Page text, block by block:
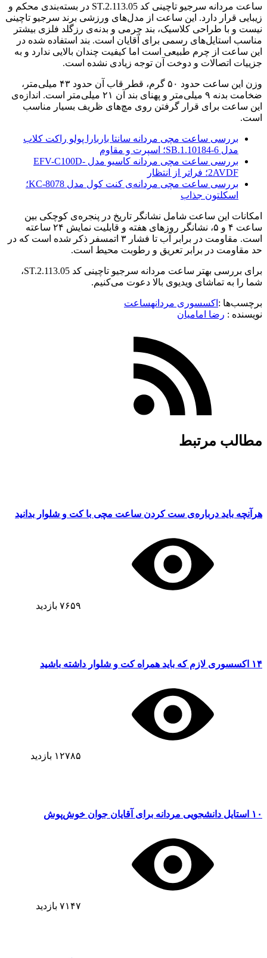
ساعت مردانه سرجیو تاچینی کد ST.2.113.05 در بسته‌بندی محکم و
زیبایی قرار دارد. این ساعت از مدل‌های ورزشی برند سرجیو تاچینی
نیست و با طراحی کلاسیک، بند چرمی و بدنه‌ی رزگلد فلزی بیشتر
مناسب استایل‌های رسمی برای آقایان است. بند استفاده شده در
این ساعت از چرم طبیعی است اما کیفیت چندان بالایی ندارد و به
جزییات اتصالات و دوخت آن توجه زیادی نشده است.
وزن این ساعت حدود ۵۰ گرم، قطر قاب آن حدود ۴۳ میلی‌متر،
ضخامت بدنه ۹ میلی‌متر و پهنای بند آن ۲۱ میلی‌متر است. اندازه‌ی
این ساعت برای قرار گرفتن روی مچ‌های ظریف بسیار مناسب
است.
بررسی ساعت مچی مردانه سانتا باربارا پولو راکت کلاب
مدل SB.1.10184-6؛ اسپرت و مقاوم
بررسی ساعت مچی مردانه کاسیو مدل EFV-C100D-
2AVDF؛ فراتر از انتظار
بررسی ساعت مچی مردانه‌ی کنت کول مدل KC-8078؛
اسکلتون جذاب
امکانات این ساعت شامل نشانگر تاریخ در پنجره‌ی کوچکی بین
ساعت ۴ و ۵، نشانگر روزهای هفته و قابلیت نمایش ۲۴ ساعته
است. مقاومت در برابر آب تا فشار ۳ اتمسفر ذکر شده است که در
حد مقاومت در برابر تعریق و رطوبت محیط است.
برای بررسی بهتر ساعت مردانه سرجیو تاچینی کد ST.2.113.05،
شما را به تماشای ویدیوی بالا دعوت می‌کنیم.
برچسب‌ها : اکسسوری مردانهساعت
نویسنده :‌ رضا امامیان
مطالب مرتبط
هرآنچه باید درباره‌ی ست کردن ساعت مچی با کت و شلوار بدانید
۷۶۵۹ بازدید
۱۴ اکسسوری‌ لازم که باید همراه کت و شلوار داشته باشید
۱۲۷۸۵ بازدید
۱۰ استایل دانشجویی مردانه برای آقایان جوان خوش‌پوش
۷۱۴۷ بازدید